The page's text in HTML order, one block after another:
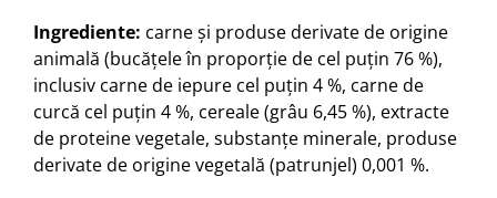
Ingrediente: carne și produse derivate de origine
animală (bucăţele în proporţie de cel puţin 76 %),
inclusiv carne de iepure cel puţin 4 %, carne de
curcă cel puţin 4 %, cereale (grâu 6,45 %), extracte
de proteine vegetale, substanțe minerale, produse
derivate de origine vegetală (patrunjel) 0,001 %.